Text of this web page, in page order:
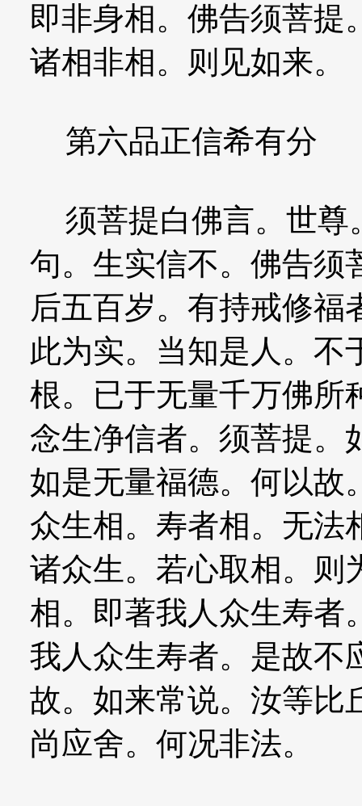
即非身相。佛告须菩提
诸相非相。则见如来。
第六品正信希有分
须菩提白佛言。世尊
句。生实信不。佛告须
后五百岁。有持戒修福
此为实。当知是人。不
根。已于无量千万佛所
念生净信者。须菩提。
如是无量福德。何以故
众生相。寿者相。无法
诸众生。若心取相。则
相。即著我人众生寿者
我人众生寿者。是故不
故。如来常说。汝等比
尚应舍。何况非法。